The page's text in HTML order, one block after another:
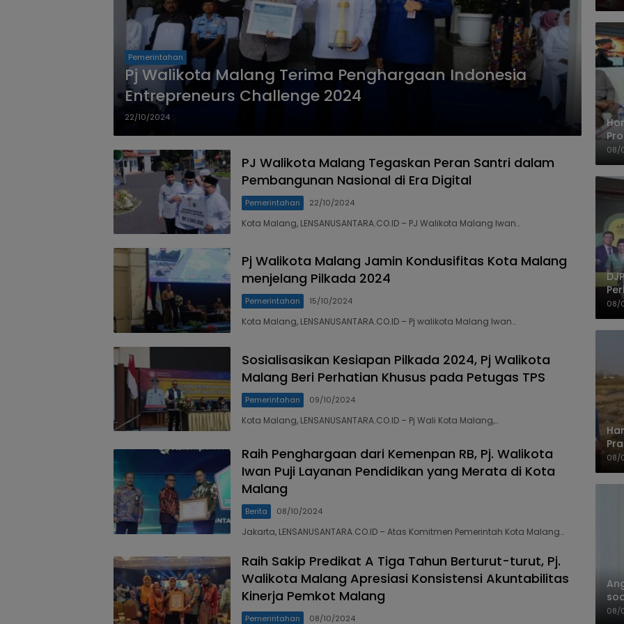
Pemerintahan
Pj Walikota Malang Terima Penghargaan Indonesia
Entrepreneurs Challenge 2024
22/10/2024
PJ Walikota Malang Tegaskan Peran Santri dalam
Pembangunan Nasional di Era Digital
Pemerintahan 22/10/2024
Kota Malang, LENSANUSANTARA.CO.ID – PJ Walikota Malang Iwan…
Pj Walikota Malang Jamin Kondusifitas Kota Malang
menjelang Pilkada 2024
Pemerintahan 15/10/2024
Kota Malang, LENSANUSANTARA.CO.ID – Pj walikota Malang Iwan…
Sosialisasikan Kesiapan Pilkada 2024, Pj Walikota
Malang Beri Perhatian Khusus pada Petugas TPS
Pemerintahan 09/10/2024
Kota Malang, LENSANUSANTARA.CO.ID – Pj Wali Kota Malang,…
Raih Penghargaan dari Kemenpan RB, Pj. Walikota
Iwan Puji Layanan Pendidikan yang Merata di Kota
Malang
Berita 08/10/2024
Jakarta, LENSANUSANTARA.CO.ID – Atas Komitmen Pemerintah Kota Malang…
Raih Sakip Predikat A Tiga Tahun Berturut-turut, Pj.
Walikota Malang Apresiasi Konsistensi Akuntabilitas
Kinerja Pemkot Malang
Pemerintahan 08/10/2024
08/
08/
08/
08/